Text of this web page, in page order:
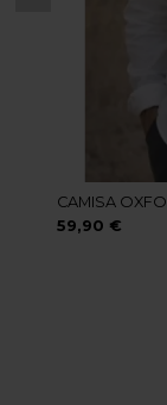
CAMISA
59,90 €